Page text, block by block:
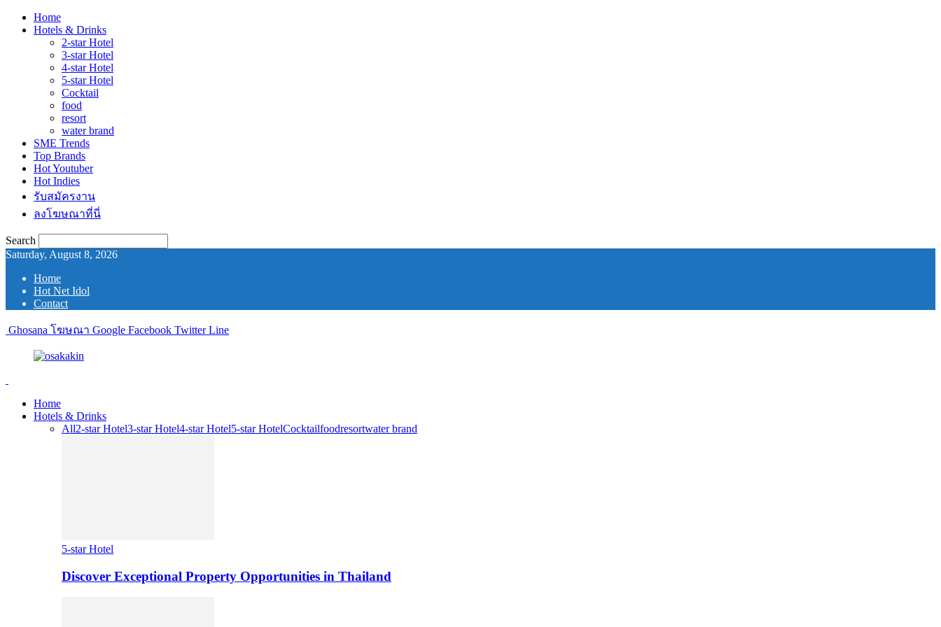
Home
Hotels & Drinks
2-star Hotel
3-star Hotel
4-star Hotel
5-star Hotel
Cocktail
food
resort
water brand
SME Trends
Top Brands
Hot Youtuber
Hot Indies
รับสมัครงาน
ลงโฆษณาที่นี่
Search
Saturday, August 8, 2026
Home
Hot Net Idol
Contact
Ghosana โฆษณา Google Facebook Twitter Line
Home
Hotels & Drinks
All2-star Hotel3-star Hotel4-star Hotel5-star HotelCocktailfoodresortwater brand
5-star Hotel
Discover Exceptional Property Opportunities in Thailand